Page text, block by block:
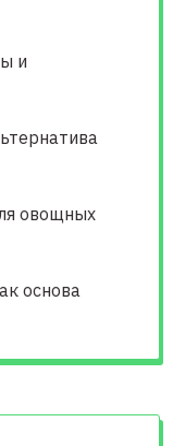
и
овощных
основа